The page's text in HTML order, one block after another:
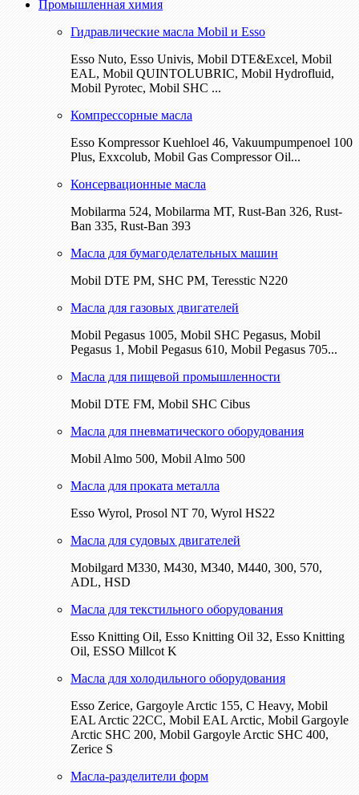
Промышленная химия
Гидравлические масла Mobil и Esso
Esso Nuto, Esso Univis, Mobil DTE&Excel, Mobil
EAL, Mobil QUINTOLUBRIC, Mobil Hydrofluid,
Mobil Pyrotec, Mobil SHC ...
Компрессорные масла
Esso Kompressor Kuehloel 46, Vakuumpumpenoel 100
Plus, Exxcolub, Mobil Gas Compressor Oil...
Консервационные масла
Mobilarma 524, Mobilarma MT, Rust-Ban 326, Rust-
Ban 335, Rust-Ban 393
Масла для бумагоделательных машин
Mobil DTE РМ, SHC PM, Teresstic N220
Масла для газовых двигателей
Mobil Pegasus 1005, Mobil SHC Pegasus, Mobil
Pegasus 1, Mobil Pegasus 610, Mobil Pegasus 705...
Масла для пищевой промышленности
Mobil DTE FM, Mobil SHC Cibus
Масла для пневматического оборудования
Mobil Almo 500, Mobil Almo 500
Масла для проката металла
Esso Wyrol, Prosol NT 70, Wyrol HS22
Масла для судовых двигателей
Mobilgard M330, M430, M340, M440, 300, 570,
ADL, HSD
Масла для текстильного оборудования
Esso Knitting Oil, Esso Knitting Oil 32, Esso Knitting
Oil, ESSO Millcot K
Масла для холодильного оборудования
Esso Zerice, Gargoyle Arctic 155, С Heavy, Mobil
EAL Arctic 22CC, Mobil EAL Arctic, Mobil Gargoyle
Arctic SHC 200, Mobil Gargoyle Arctic SHC 400,
Zerice S
Масла-разделители форм